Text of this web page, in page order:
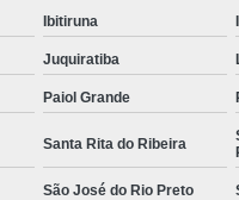
Ibitiruna
Juquiratiba
Paiol Grande
Santa Rita do Ribeira
São José do Rio Preto